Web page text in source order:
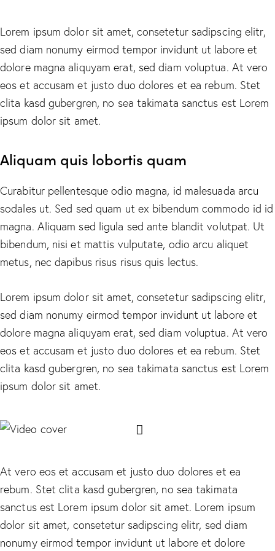
Lorem ipsum dolor sit amet, consetetur sadipscing elitr,
sed diam nonumy eirmod tempor invidunt ut labore et
dolore magna aliquyam erat, sed diam voluptua. At vero
eos et accusam et justo duo dolores et ea rebum. Stet
clita kasd gubergren, no sea takimata sanctus est Lorem
ipsum dolor sit amet.
Aliquam quis lobortis quam
Curabitur pellentesque odio magna, id malesuada arcu
sodales ut. Sed sed quam ut ex bibendum commodo id id
magna. Aliquam sed ligula sed ante blandit volutpat. Ut
bibendum, nisi et mattis vulputate, odio arcu aliquet
metus, nec dapibus risus risus quis lectus.
Lorem ipsum dolor sit amet, consetetur sadipscing elitr,
sed diam nonumy eirmod tempor invidunt ut labore et
dolore magna aliquyam erat, sed diam voluptua. At vero
eos et accusam et justo duo dolores et ea rebum. Stet
clita kasd gubergren, no sea takimata sanctus est Lorem
ipsum dolor sit amet.
At vero eos et accusam et justo duo dolores et ea
rebum. Stet clita kasd gubergren, no sea takimata
sanctus est Lorem ipsum dolor sit amet. Lorem ipsum
dolor sit amet, consetetur sadipscing elitr, sed diam
nonumy eirmod tempor invidunt ut labore et dolore